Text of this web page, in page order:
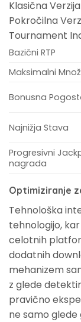
Klasična Verzija
Pokročilna
Tournament
Bazični RTP
Maksimalni
Bonusna
Najnižja Stava
Progresivni
nagrada
Optimiziranje
Tehnološka
tehnologijo,
celotnih
dodatnih
mehanizem
z glede
pravično
ne samo